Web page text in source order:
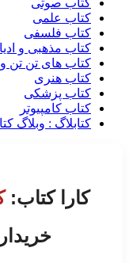
کتاب صوتی
کتاب علمی
کتاب فلسفی
کتاب مذهبی و
کتاب های تن تن و
کتاب هنری
کتاب پزشکی
کتاب کامپیوتر
کتابلاگ : وبلاگ
کارا کتاب: